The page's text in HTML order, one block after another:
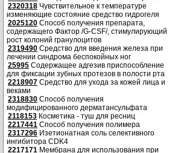
2320318 Чувствительное к температуре
изменяющие состояние средство гидрогеля
2025120 Способ получения препарата,
содержащего Фактор /G-CSF/, стимулирующий
рост колоний гранулоцитов
2319490 Средство для введения железа при
лечении синдрома беспокойных ног
25995 Содержащее адгезив приспособление
для фиксации зубных протезов в полости рта
2218907 Средство для ухода за кожей лица и
веками
2318830 Способ получения
модифицированного дерматансульфата
2118153 Косметика - туш для ресниц
2217441 Способ получения полимера
2317296 Изетионатная соль селективного
ингибитора CDK4
2217171 Мембрана для использования при